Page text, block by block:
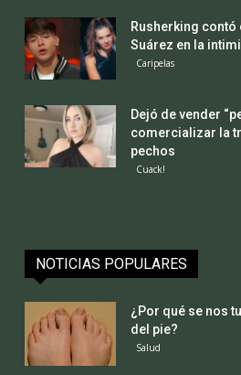
Rusherking contó
Suárez en la
Caripelas
Dejó de vender
comercializar la
pechos
Cuack!
NOTICIAS POPULARES
¿Por qué se nos
del pie?
Salud